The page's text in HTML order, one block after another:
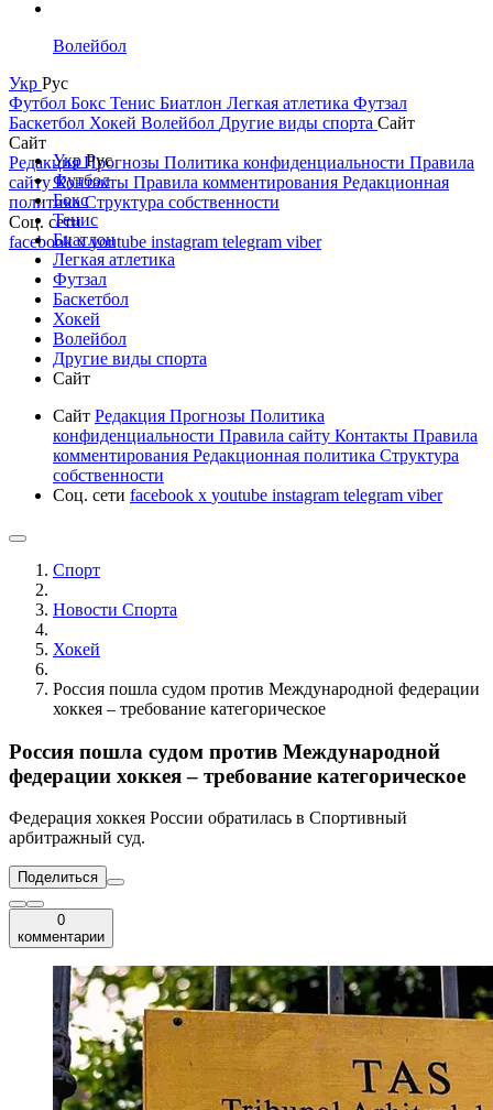
Волейбол
Укр Рус
Футбол Бокс Тенис Биатлон Легкая атлетика Футзал
Баскетбол Хокей Волейбол Другие виды спорта Сайт
Сайт
РедакцияПрогнозы Политика конфиденциальности Правила
сайтуКонтакты Правила комментирования Редакционная
политикаСтруктура собственности
Соц. сети
facebookxyoutube instagram telegram viber
УкрРус
Футбол
Бокс
Тенис
Биатлон
Легкая атлетика
Футзал
Баскетбол
Хокей
Волейбол
Другие виды спорта
Сайт
Сайт Редакция Прогнозы Политика
конфиденциальности Правила сайту Контакты Правила
комментирования Редакционная политика Структура
собственности
Соц. сети facebook x youtube instagram telegram viber
Спорт
Новости Cпорта
Хокей
Россия пошла судом против Международной федерации
хоккея – требование категорическое
Россия пошла судом против Международной
федерации хоккея – требование категорическое
Федерация хоккея России обратилась в Спортивный
арбитражный суд.
Поделиться
0
комментарии